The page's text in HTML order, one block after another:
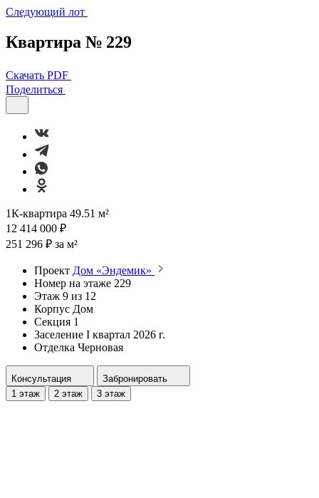
Следующий лот
Квартира № 229
Скачать PDF
Поделиться
1К-квартира 49.51 м²
12 414 000 ₽
251 296 ₽ за м²
Проект Дом «Эндемик»
Номер на этаже 229
Этаж 9 из 12
Корпус Дом
Секция 1
Заселение I квартал 2026 г.
Отделка Черновая
Консультация
Забронировать
1 этаж
2 этаж 3 этаж